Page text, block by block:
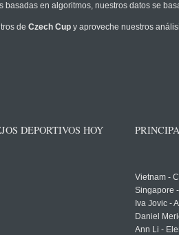
basadas en algoritmos, nuestros datos se
de Czech Cup y aproveche nuestros
DEPORTIVOS HOY
Vietnam -
Singapore
Iva Jovic -
Daniel
Ann Li -